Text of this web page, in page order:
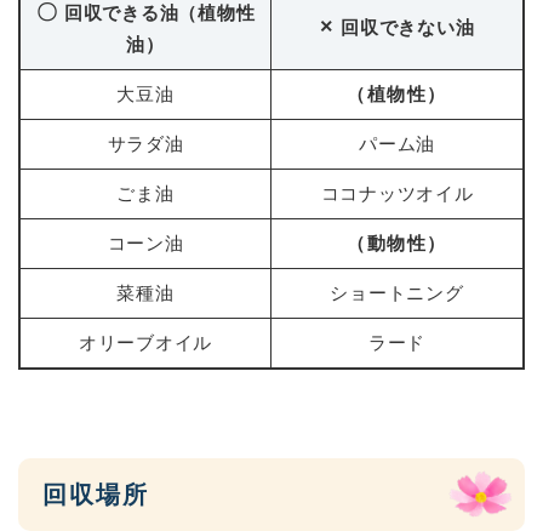
〇 回収できる油（植物性
油）
× 回収できない油
大豆油 （植物性）
サラダ油 パーム油
ごま油 ココナッツオイル
コーン油 （動物性）
菜種油 ショートニング
オリーブオイル ラード
回収場所